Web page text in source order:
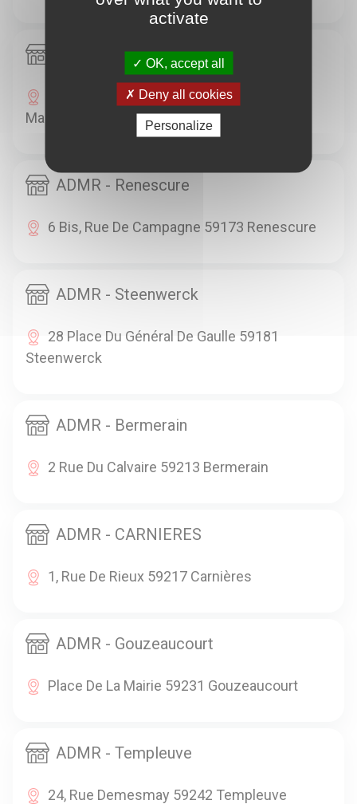
ADMR - Marcoing
1 Place Du Général De Gaulle 59159
Marcoing
ADMR - Renescure
6 Bis, Rue De Campagne 59173 Renescure
ADMR - Steenwerck
28 Place Du Général De Gaulle 59181
Steenwerck
ADMR - Bermerain
2 Rue Du Calvaire 59213 Bermerain
ADMR - CARNIERES
1, Rue De Rieux 59217 Carnières
ADMR - Gouzeaucourt
Place De La Mairie 59231 Gouzeaucourt
ADMR - Templeuve
24, Rue Demesmay 59242 Templeuve
activate
OK, accept all
Deny all cookies
Personalize